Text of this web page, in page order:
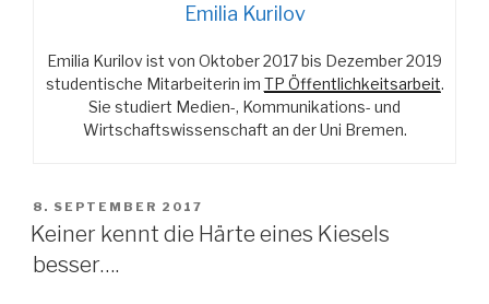
Emilia Kurilov
Emilia Kurilov ist von Oktober 2017 bis Dezember 2019
studentische Mitarbeiterin im TP Öffentlichkeitsarbeit.
Sie studiert Medien-, Kommunikations- und
Wirtschaftswissenschaft an der Uni Bremen.
VERÖFFENTLICHT
AM
8. SEPTEMBER 2017
Keiner kennt die Härte eines Kiesels
besser….